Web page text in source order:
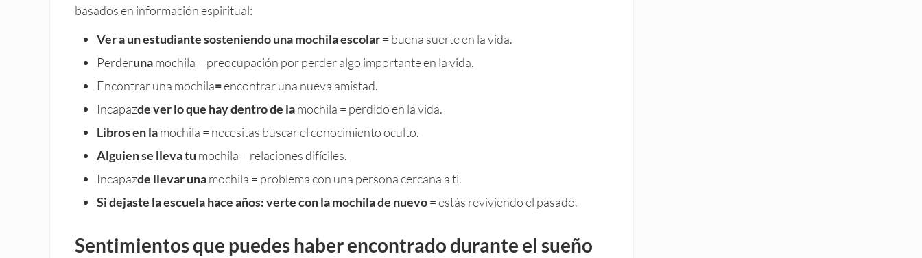
basados en información espiritual:
Ver a un estudiante sosteniendo una mochila escolar =buena suerte en la vida.
Perderunamochila = preocupación por perder algo importante en la vida.
Encontrar una mochila=encontrar una nueva amistad.
Incapazde ver lo que hay dentro de lamochila = perdido en la vida.
Libros en lamochila = necesitas buscar el conocimiento oculto.
Alguien se lleva tu mochila = relaciones difíciles.
Incapazde llevar unamochila = problema con una persona cercana a ti.
Si dejaste la escuela hace años: verte con la mochila de nuevo =estás reviviendo el pasado.
Sentimientos que puedes haber encontrado durante el sueño